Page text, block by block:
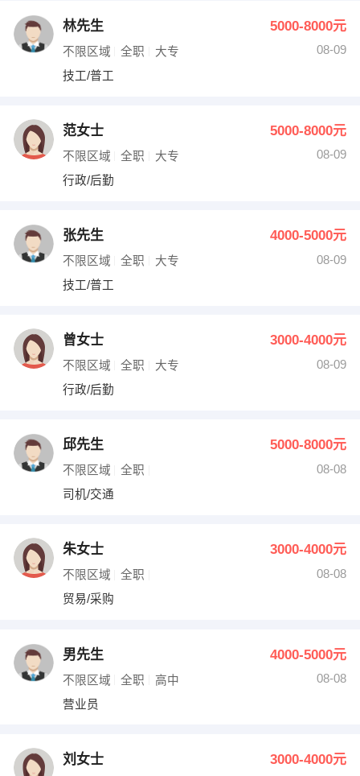
林先生 5000-8000元
不限区域 全职 大专
08-09
技工/普工
范女士 5000-8000元
不限区域 全职 大专
08-09
行政/后勤
张先生 4000-5000元
不限区域 全职 大专
08-09
技工/普工
曾女士 3000-4000元
不限区域 全职 大专
08-09
行政/后勤
邱先生 5000-8000元
不限区域 全职
08-08
司机/交通
朱女士 3000-4000元
不限区域 全职
08-08
贸易/采购
男先生 4000-5000元
不限区域 全职 高中
08-08
营业员
刘女士 3000-4000元